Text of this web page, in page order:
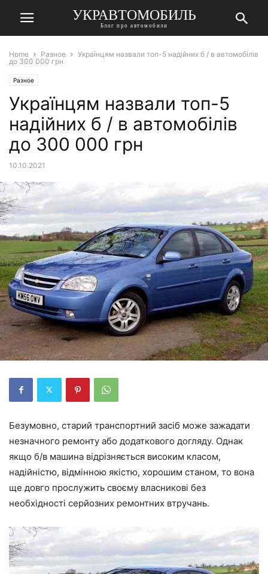
УКРАВТОМОБИЛЬ
Блог про автомобили
Home Разное
Українцям назвали топ-5 надійних б / в автомобілів
до 300 000 грн
Разное
Українцям назвали топ-5
надійних б / в автомобілів
до 300 000 грн
10.10.2021
Безумовно, старий транспортний засіб може зажадати
незначного ремонту або додаткового догляду. Однак
якщо б/в машина відрізняється високим класом,
надійністю, відмінною якістю, хорошим станом, то вона
ще довго прослужить своєму власникові без
необхідності серйозних ремонтних втручань.